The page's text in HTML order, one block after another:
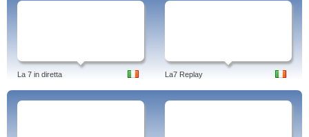
La 7 in diretta La7 Replay